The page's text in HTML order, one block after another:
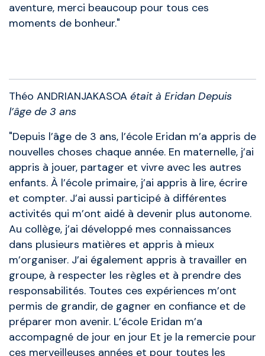
aventure, merci beaucoup pour tous ces
moments de bonheur."
Théo ANDRIANJAKASOA était à Eridan Depuis
l’âge de 3 ans
"Depuis l’âge de 3 ans, l’école Eridan m’a appris de
nouvelles choses chaque année. En maternelle, j’ai
appris à jouer, partager et vivre avec les autres
enfants. À l’école primaire, j’ai appris à lire, écrire
et compter. J’ai aussi participé à différentes
activités qui m’ont aidé à devenir plus autonome.
Au collège, j’ai développé mes connaissances
dans plusieurs matières et appris à mieux
m’organiser. J’ai également appris à travailler en
groupe, à respecter les règles et à prendre des
responsabilités. Toutes ces expériences m’ont
permis de grandir, de gagner en confiance et de
préparer mon avenir. L’école Eridan m’a
accompagné de jour en jour Et je la remercie pour
ces merveilleuses années et pour toutes les